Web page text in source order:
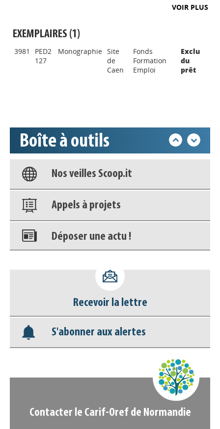
VOIR PLUS
EXEMPLAIRES (1)
3981
PED2
127
Monographie Site
de
Caen
Fonds
Formation
Emploi
Exclu
du
prêt
Boîte à outils
Déposer une actu !
Base documentaire
Nos veilles Scoop.it
Appels à projets
Déposer une actu !
déconnecter)
Base documentaire
Nos veilles Scoop.it
Recevoir la lettre
S'abonner aux alertes
Contacter le Carif-Oref de Normandie